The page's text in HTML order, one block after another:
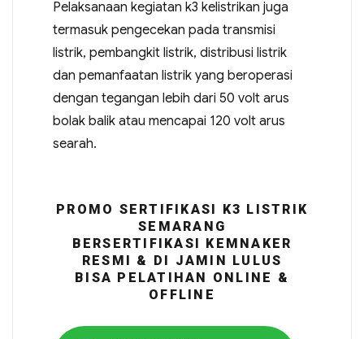
Pelaksanaan kegiatan k3 kelistrikan juga
termasuk pengecekan pada transmisi
listrik, pembangkit listrik, distribusi listrik
dan pemanfaatan listrik yang beroperasi
dengan tegangan lebih dari 50 volt arus
bolak balik atau mencapai 120 volt arus
searah.
PROMO SERTIFIKASI K3 LISTRIK
SEMARANG
BERSERTIFIKASI KEMNAKER
RESMI & DI JAMIN LULUS
BISA PELATIHAN ONLINE &
OFFLINE